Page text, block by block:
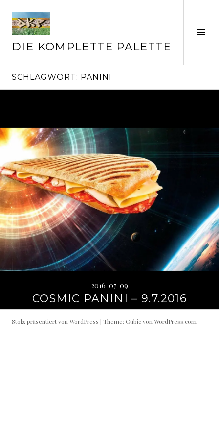
zum
Inhalt
DIE KOMPLETTE PALETTE
SCHLAGWORT: PANINI
2016-07-09
COSMIC PANINI – 9.7.2016
Stolz präsentiert von WordPress | Theme: Cubic von WordPress.com.